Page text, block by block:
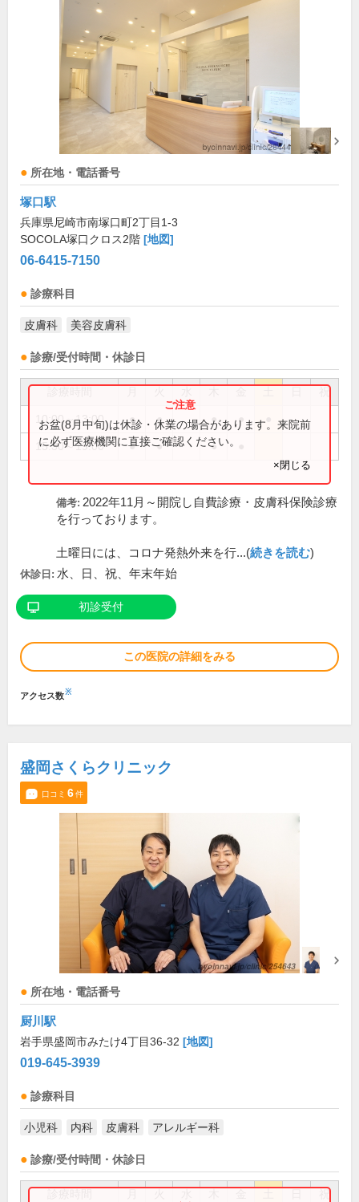
所在地・電話番号
塚口駅
兵庫県尼崎市南塚口町2丁目1-3
SOCOLA塚口クロス2階 [地図]
06-6415-7150
診療科目
皮膚科 美容皮膚科
診療/受付時間・休診日
祝
10:00～13:00 ● ● ● ●
15:30～19:00 ● ● ●
お盆(8月中旬)は休診・休業の場合があります。来院前
に必ず医療機関に直接ご確認ください。
×閉じる
備考: 2022年11月～開院し自費診療・皮膚科保険診療
を行っております。
土曜日には、コロナ発熱外来を行...(続きを読む)
休診日: 水、日、祝、年末年始
初診受付
この医院の詳細をみる
アクセス数※
盛岡さくらクリニック
口コミ 6件
所在地・電話番号
厨川駅
岩手県盛岡市みたけ4丁目36-32 [地図]
019-645-3939
診療科目
小児科 内科 皮膚科 アレルギー科
診療/受付時間・休診日
祝